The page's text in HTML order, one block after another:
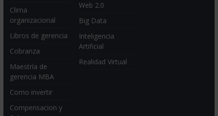
Clima
organizacional
Libros de gerencia
Cobranza
Maestría de
gerencia MBA
Como invertir
Compensacion y
Web 2.0
Big Data
Inteligencia
Artificial
Realidad Virtual